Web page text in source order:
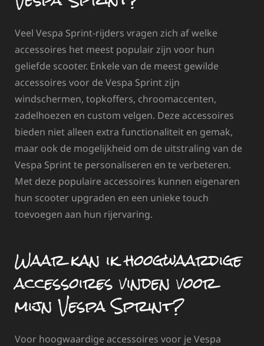
Veel Vespa Sprint-rijders vragen zich af welke
accessoires het meest populair zijn voor hun
geliefde scooter. Enkele van de meest gewilde
accessoires voor de Vespa Sprint zijn
windschermen, topkoffers, chroomaccenten,
zadelhoezen en custom velgen. Deze accessoires
bieden niet alleen extra functionaliteit en gemak,
maar ook de mogelijkheid om de uitstraling van de
Vespa Sprint te personaliseren en te verbeteren.
Met deze populaire accessoires kunnen eigenaren
hun scooter upgraden en een unieke touch
toevoegen aan hun rijervaring.
Waar kan ik hoogwaardige
accessoires vinden voor
mijn Vespa Sprint?
Voor hoogwaardige accessoires voor je Vespa